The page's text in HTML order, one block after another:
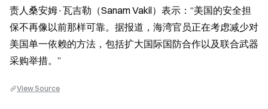
责人桑安姆·瓦吉勒（Sanam Vakil）表示：“美国的安全担
保不再像以前那样可靠。据报道，海湾官员正在考虑减少对
美国单一依赖的方法，包括扩大国际国防合作以及联合武器
采购举措。”
View Source